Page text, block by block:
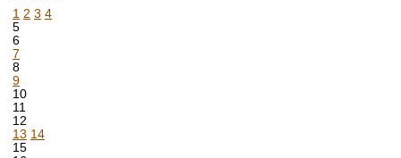
1 2 3 4
5
6
7
8
9
10
11
12
13 14
15